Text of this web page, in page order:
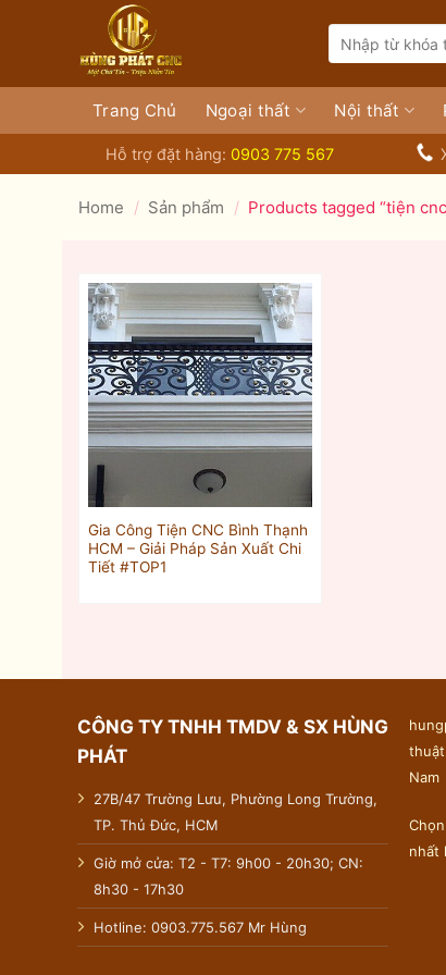
dung
for:
Trang Chủ Ngoại thất Nội thất
Hỗ trợ đặt hàng: 0903 775 567
Home / Sản phẩm / Products tagged “tiện
Gia Công Tiện CNC Bình Thạnh
HCM – Giải Pháp Sản Xuất Chi
Tiết #TOP1
CÔNG TY TNHH TMDV & SX HÙNG
PHÁT
27B/47 Trường Lưu, Phường Long Trường,
TP. Thủ Đức, HCM
Giờ mở cửa: T2 - T7: 9h00 - 20h30; CN:
8h30 - 17h30
Hotline: 0903.775.567 Mr Hùng
Nam
nhất